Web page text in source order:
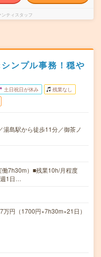
ティスタッフ
ンプル事務！穏や
土日祝日が休み 残業なし
湯島駅から徒歩11分／御茶ノ
7h30m）■残業10h/月程度
週1日…
円（1700円×7h30m×21日）